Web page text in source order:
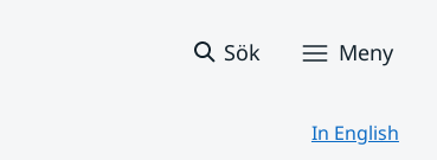
Sök Meny
In English